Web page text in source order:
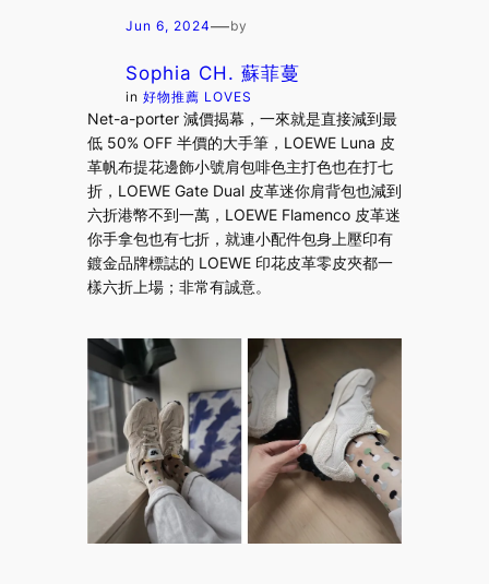
Jun 6, 2024—by
Sophia CH. 蘇菲蔓
in好物推薦 LOVES
Net-a-porter 減價揭幕，一來就是直接減到最
低 50% OFF 半價的大手筆，LOEWE Luna 皮
革帆布提花邊飾小號肩包啡色主打色也在打七
折，LOEWE Gate Dual 皮革迷你肩背包也減到
六折港幣不到一萬，LOEWE Flamenco 皮革迷
你手拿包也有七折，就連小配件包身上壓印有
鍍金品牌標誌的 LOEWE 印花皮革零皮夾都一
樣六折上場；非常有誠意。